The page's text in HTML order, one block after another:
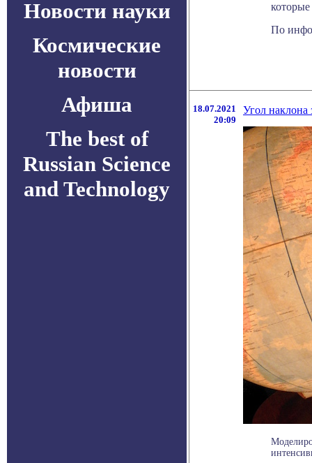
Новости науки
Космические
новости
Афиша
The best of
Russian Science
and Technology
По
18.07.2021
20:09
Угол наклона